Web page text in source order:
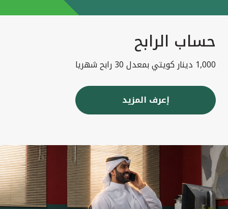
حساب الرابح
1,000 دينار كويتي بمعدل 30 رابح شهريا
إعرف المزيد